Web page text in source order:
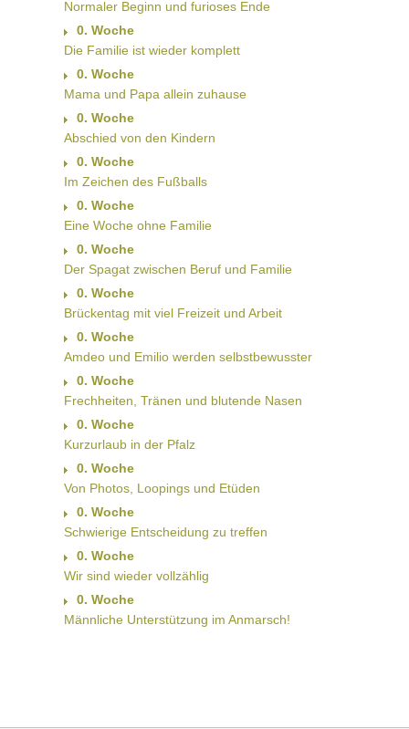
Normaler Beginn und furioses Ende
0. Woche
Die Familie ist wieder komplett
0. Woche
Mama und Papa allein zuhause
0. Woche
Abschied von den Kindern
0. Woche
Im Zeichen des Fußballs
0. Woche
Eine Woche ohne Familie
0. Woche
Der Spagat zwischen Beruf und Familie
0. Woche
Brückentag mit viel Freizeit und Arbeit
0. Woche
Amdeo und Emilio werden selbstbewusster
0. Woche
Frechheiten, Tränen und blutende Nasen
0. Woche
Kurzurlaub in der Pfalz
0. Woche
Von Photos, Loopings und Etüden
0. Woche
Schwierige Entscheidung zu treffen
0. Woche
Wir sind wieder vollzählig
0. Woche
Männliche Unterstützung im Anmarsch!